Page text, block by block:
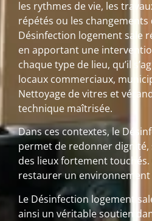
les rythmes de vie, les
répétés ou les changements
Désinfection logement sale
en apportant une
chaque type de lieu, qu’il
locaux commerciaux,
Nettoyage de vitres et
technique maîtrisée.
Dans ces contextes, le
permet de redonner dignité,
des lieux fortement touchés.
restaurer un environnement
Le Désinfection logement
ainsi un véritable soutien